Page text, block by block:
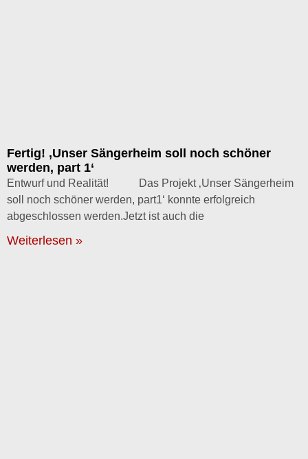
Fertig! ‚Unser Sängerheim soll noch schöner
werden, part 1‘
Entwurf und Realität! Das Projekt ‚Unser Sängerheim
soll noch schöner werden, part1‘ konnte erfolgreich
abgeschlossen werden.Jetzt ist auch die
Weiterlesen »